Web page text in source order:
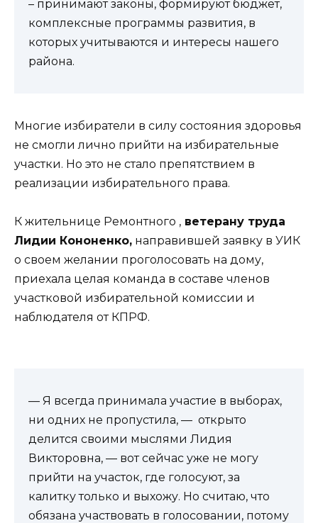
– принимают законы, формируют бюджет,
комплексные программы развития, в
которых учитываются и интересы нашего
района.
Многие избиратели в силу состояния здоровья
не смогли лично прийти на избирательные
участки. Но это не стало препятствием в
реализации избирательного права.
К жительнице Ремонтного , ветерану труда
Лидии Кононенко, направившей заявку в УИК
о своем желании проголосовать на дому,
приехала целая команда в составе членов
участковой избирательной комиссии и
наблюдателя от КПРФ.
— Я всегда принимала участие в выборах,
ни одних не пропустила, — открыто
делится своими мыслями Лидия
Викторовна, — вот сейчас уже не могу
прийти на участок, где голосуют, за
калитку только и выхожу. Но считаю, что
обязана участвовать в голосовании, потому